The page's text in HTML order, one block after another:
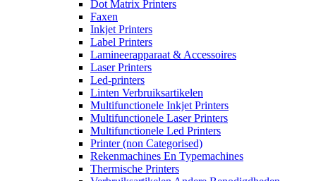
Dot Matrix Printers
Faxen
Inkjet Printers
Label Printers
Lamineerapparaat & Accessoires
Laser Printers
Led-printers
Linten Verbruiksartikelen
Multifunctionele Inkjet Printers
Multifunctionele Laser Printers
Multifunctionele Led Printers
Printer (non Categorised)
Rekenmachines En Typemachines
Thermische Printers